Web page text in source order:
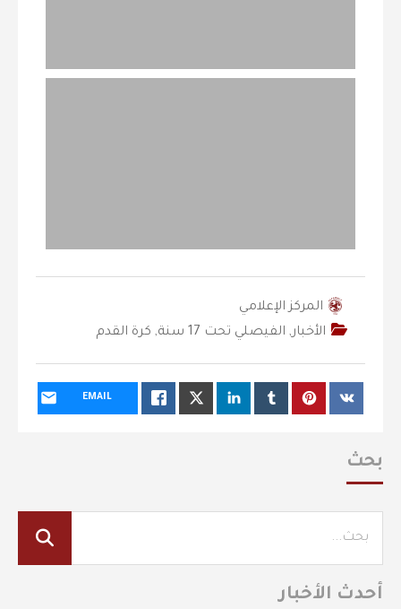
المركز الإعلامي
الأخبار, ‫الفيصلي‬⁩ تحت 17 سنة , كرة القدم
EMAIL
بحث
أحدث الأخبار